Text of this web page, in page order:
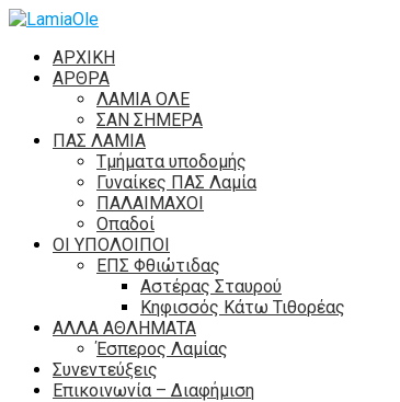
ΑΡΧΙΚΗ
ΑΡΘΡΑ
ΛΑΜΙΑ ΟΛΕ
ΣΑΝ ΣΗΜΕΡΑ
ΠΑΣ ΛΑΜΙΑ
Τμήματα υποδομής
Γυναίκες ΠΑΣ Λαμία
ΠΑΛΑΙΜΑΧΟΙ
Οπαδοί
ΟΙ ΥΠΟΛΟΙΠΟΙ
ΕΠΣ Φθιώτιδας
Αστέρας Σταυρού
Κηφισσός Κάτω Τιθορέας
ΑΛΛΑ ΑΘΛΗΜΑΤΑ
Έσπερος Λαμίας
Συνεντεύξεις
Επικοινωνία – Διαφήμιση